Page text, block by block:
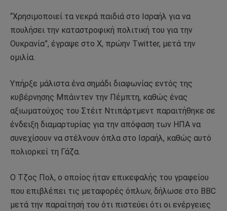
“Χρησιμοποιεί τα νεκρά παιδιά στο Ισραήλ για να
πουλήσει την καταστροφική πολιτική του για την
Ουκρανία”, έγραψε στο X, πρώην Twitter, μετά την
ομιλία.
Υπήρξε μάλιστα ένα σημάδι διαφωνίας εντός της
κυβέρνησης Μπάιντεν την Πέμπτη, καθώς ένας
αξιωματούχος του Στέιτ Ντιπάρτμεντ παραιτήθηκε σε
ένδειξη διαμαρτυρίας για την απόφαση των ΗΠΑ να
συνεχίσουν να στέλνουν όπλα στο Ισραήλ, καθώς αυτό
πολιορκεί τη Γάζα.
Ο Τζος Πολ, ο οποίος ήταν επικεφαλής του γραφείου
που επιβλέπει τις μεταφορές όπλων, δήλωσε στο BBC
μετά την παραίτησή του ότι πιστεύει ότι οι ενέργειες